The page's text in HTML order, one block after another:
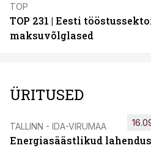
TOP
TOP 231 | Eesti
maksuvõlglased
ÜRITUSED
TALLINN - IDA-VIRUMAA
Energiasäästlikud